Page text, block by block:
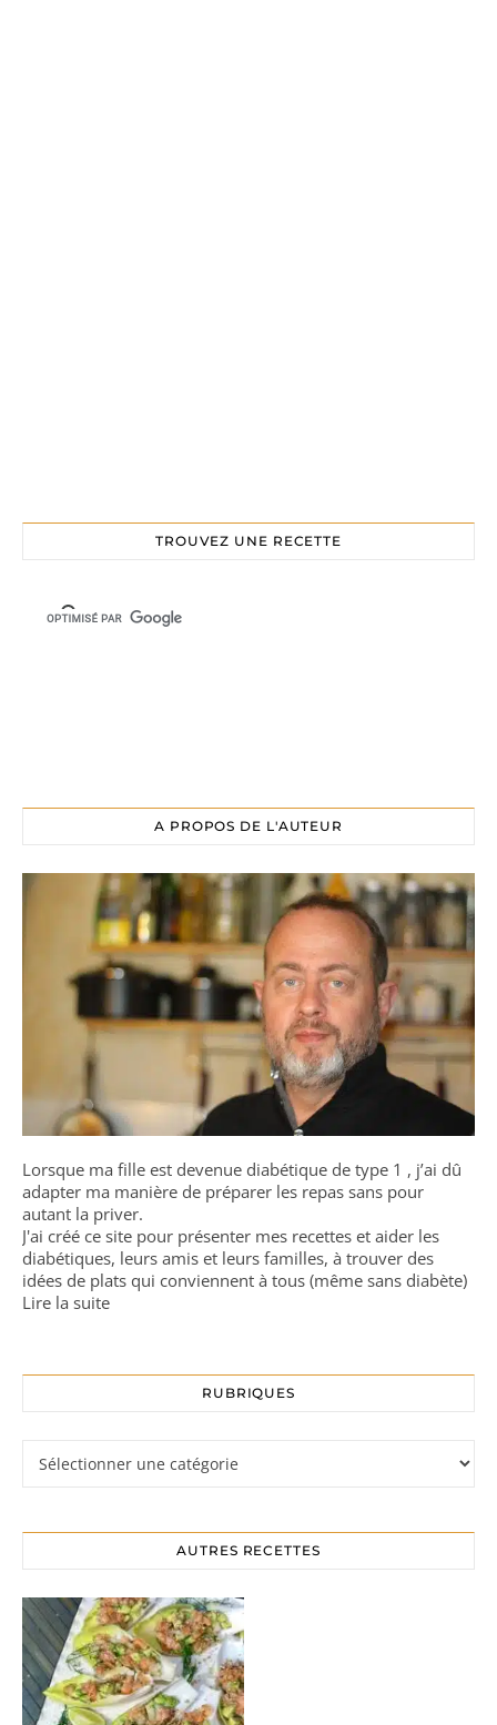
TROUVEZ UNE RECETTE
A PROPOS DE L'AUTEUR
Lorsque ma fille est devenue diabétique de type 1 , j’ai dû
adapter ma manière de préparer les repas sans pour
autant la priver.
J'ai créé ce site pour présenter mes recettes et aider les
diabétiques, leurs amis et leurs familles, à trouver des
idées de plats qui conviennent à tous (même sans diabète)
Lire la suite
RUBRIQUES
AUTRES RECETTES